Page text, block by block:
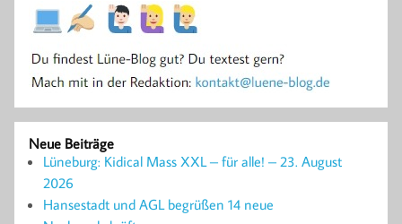
Neue Beiträge
Lüneburg: Kidical Mass XXL – für alle! – 23. August
2026
Hansestadt und AGL begrüßen 14 neue